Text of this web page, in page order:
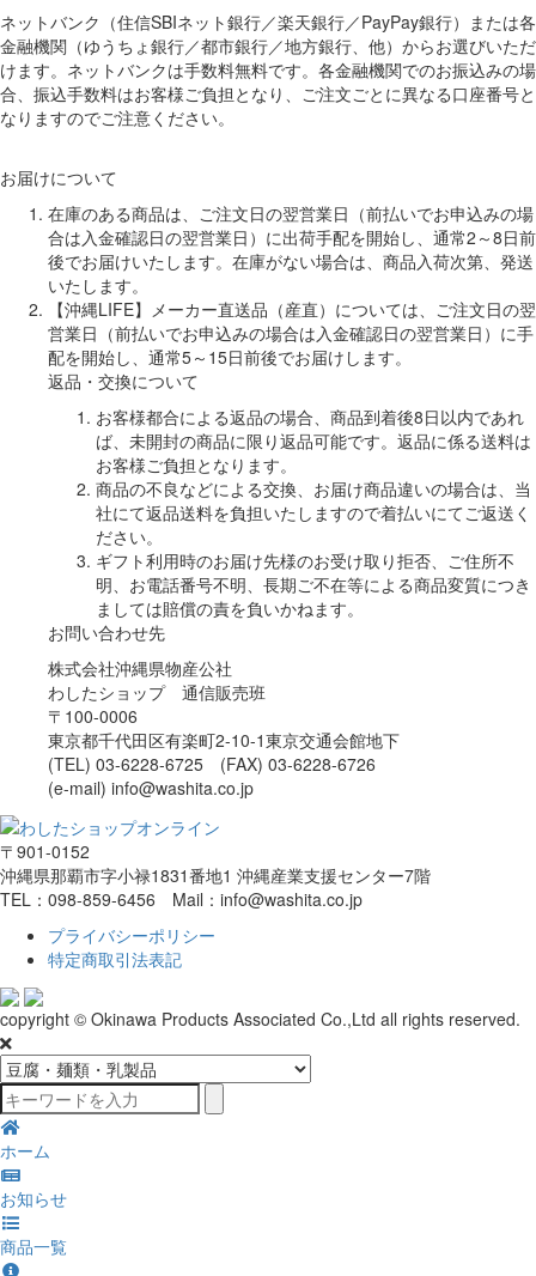
ネットバンク（住信SBIネット銀行／楽天銀行／PayPay銀行）または各
金融機関（ゆうちょ銀行／都市銀行／地方銀行、他）からお選びいただ
けます。ネットバンクは手数料無料です。各金融機関でのお振込みの場
合、振込手数料はお客様ご負担となり、ご注文ごとに異なる口座番号と
なりますのでご注意ください。
お届けについて
在庫のある商品は、ご注文日の翌営業日（前払いでお申込みの場
合は入金確認日の翌営業日）に出荷手配を開始し、通常2～8日前
後でお届けいたします。在庫がない場合は、商品入荷次第、発送
いたします。
【沖縄LIFE】メーカー直送品（産直）については、ご注文日の翌
営業日（前払いでお申込みの場合は入金確認日の翌営業日）に手
配を開始し、通常5～15日前後でお届けします。
返品・交換について
お客様都合による返品の場合、商品到着後8日以内であれ
ば、未開封の商品に限り返品可能です。返品に係る送料は
お客様ご負担となります。
商品の不良などによる交換、お届け商品違いの場合は、当
社にて返品送料を負担いたしますので着払いにてご返送く
ださい。
ギフト利用時のお届け先様のお受け取り拒否、ご住所不
明、お電話番号不明、長期ご不在等による商品変質につき
ましては賠償の責を負いかねます。
お問い合わせ先
株式会社沖縄県物産公社
わしたショップ 通信販売班
〒100-0006
東京都千代田区有楽町2-10-1東京交通会館地下
(TEL) 03-6228-6725 (FAX) 03-6228-6726
(e-mail) info@washita.co.jp
〒901-0152
沖縄県那覇市字小禄1831番地1 沖縄産業支援センター7階
TEL：098-859-6456 Mail：info@washita.co.jp
プライバシーポリシー
特定商取引法表記
copyright © Okinawa Products Associated Co.,Ltd all rights reserved.
ホーム
お知らせ
商品一覧